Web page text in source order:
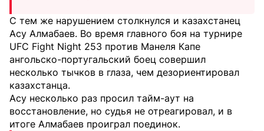
С тем же нарушением столкнулся и казахстанец
Асу Алмабаев. Во время главного боя на турнире
UFC Fight Night 253 против Манеля Капе
ангольско-португальский боец совершил
несколько тычков в глаза, чем дезориентировал
казахстанца.
Асу несколько раз просил тайм-аут на
восстановление, но судья не отреагировал, и в
итоге Алмабаев проиграл поединок.